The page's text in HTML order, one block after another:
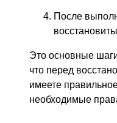
После
Это основные
что перед
имеете
необходимые